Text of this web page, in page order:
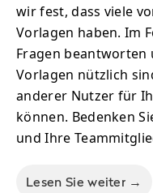
wir fest, dass viele
Vorlagen haben. Im
Fragen
Vorlagen nützlich
anderer Nutzer für
können. Bedenken
und Ihre
Lesen Sie weiter →